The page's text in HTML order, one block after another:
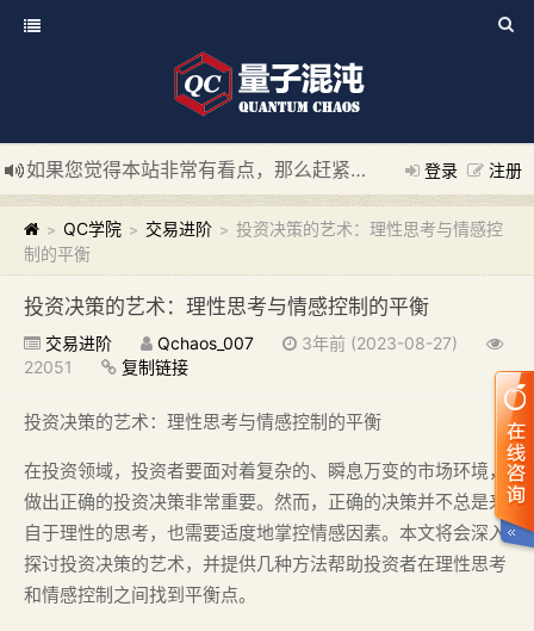
登录 注册
如果您觉得本站非常有看点，那么赶紧使用Ctrl+D 收藏我们吧
新添加量子混沌系统板块，欢迎大家访问！
---“量子混沌系
> QC学院 > 交易进阶 > 投资决策的艺术：理性思考与情感控
制的平衡
投资决策的艺术：理性思考与情感控制的平衡
交易进阶 Qchaos_007
3年前 (2023-08-27)
22051
复制链接
投资决策的艺术：理性思考与情感控制的平衡
在投资领域，投资者要面对着复杂的、瞬息万变的市场环境，
做出正确的投资决策非常重要。然而，正确的决策并不总是来
自于理性的思考，也需要适度地掌控情感因素。本文将会深入
探讨投资决策的艺术，并提供几种方法帮助投资者在理性思考
和情感控制之间找到平衡点。